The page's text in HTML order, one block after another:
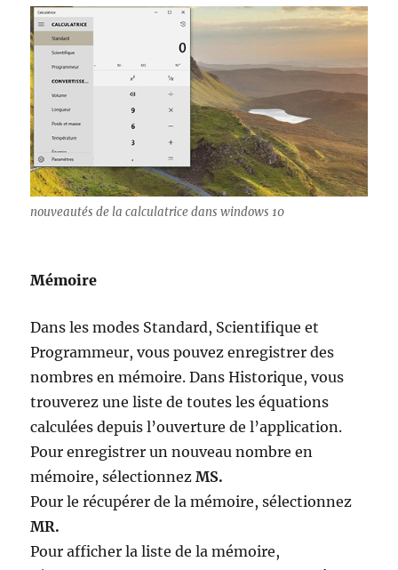
nouveautés de la calculatrice dans windows 10
Mémoire
Dans les modes Standard, Scientifique et
Programmeur, vous pouvez enregistrer des
nombres en mémoire. Dans Historique, vous
trouverez une liste de toutes les équations
calculées depuis l’ouverture de l’application.
Pour enregistrer un nouveau nombre en
mémoire, sélectionnezMS.
Pour le récupérer de la mémoire, sélectionnez
MR.
Pour afficher la liste de la mémoire,